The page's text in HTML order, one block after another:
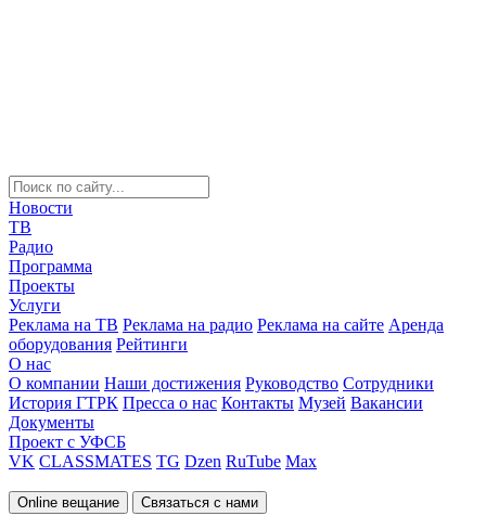
Новости
ТВ
Радио
Программа
Проекты
Услуги
Реклама на ТВ Реклама на радио Реклама на сайте Аренда
оборудования Рейтинги
О нас
О компании Наши достижения Руководство Сотрудники
История ГТРК Пресса о нас Контакты Музей Вакансии
Документы
Проект с УФСБ
VK CLASSMATES TG Dzen RuTube Max
Online вещание Связаться с нами